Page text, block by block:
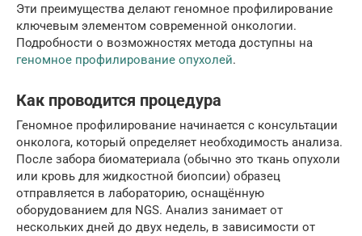
Эти преимущества делают геномное профилирование
ключевым элементом современной онкологии.
Подробности о возможностях метода доступны на
геномное профилирование опухолей.
Как проводится процедура
Геномное профилирование начинается с консультации
онколога, который определяет необходимость анализа.
После забора биоматериала (обычно это ткань опухоли
или кровь для жидкостной биопсии) образец
отправляется в лабораторию, оснащённую
оборудованием для NGS. Анализ занимает от
нескольких дней до двух недель, в зависимости от